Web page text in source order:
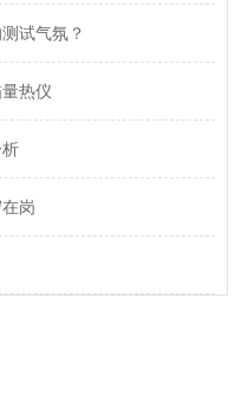
试气氛？
热仪
岗